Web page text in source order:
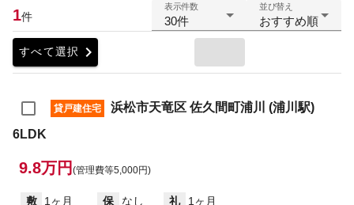
1件
表示件数
30件
並び替え
おすすめ順
すべて選択 chevron_right
貸戸建住宅
浜松市天竜区 佐久間町浦川 (浦川駅)
6LDK
9.8万円 (管理費等5,000円)
敷 1ヶ月 保 なし 礼
1ヶ月